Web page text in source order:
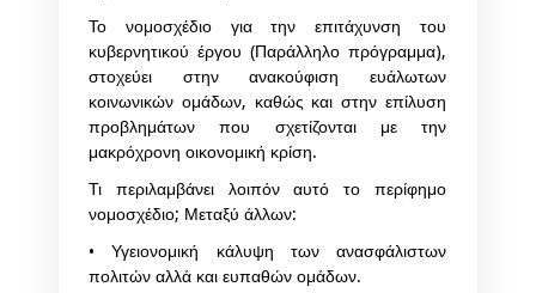
Το νομοσχέδιο για την επιτάχυνση του
κυβερνητικού έργου (Παράλληλο πρόγραμμα),
στοχεύει στην ανακούφιση ευάλωτων
κοινωνικών ομάδων, καθώς και στην επίλυση
προβλημάτων που σχετίζονται με την
μακρόχρονη οικονομική κρίση.
Τι περιλαμβάνει λοιπόν αυτό το περίφημο
νομοσχέδιο; Μεταξύ άλλων:
• Υγειονομική κάλυψη των ανασφάλιστων
πολιτών αλλά και ευπαθών ομάδων.